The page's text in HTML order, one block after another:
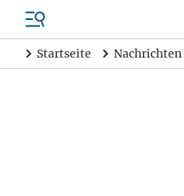
Startseite Nachrichten